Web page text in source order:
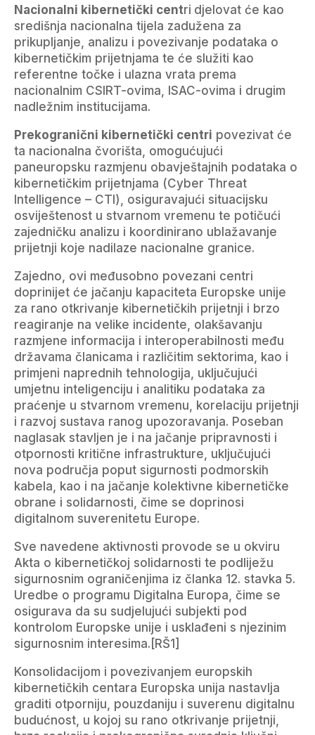
Nacionalni kibernetički centri djelovat će kao
središnja nacionalna tijela zadužena za
prikupljanje, analizu i povezivanje podataka o
kibernetičkim prijetnjama te će služiti kao
referentne točke i ulazna vrata prema
nacionalnim CSIRT-ovima, ISAC-ovima i drugim
nadležnim institucijama.
Prekogranični kibernetički centri povezivat će
ta nacionalna čvorišta, omogućujući
paneuropsku razmjenu obavještajnih podataka o
kibernetičkim prijetnjama (Cyber Threat
Intelligence – CTI), osiguravajući situacijsku
osviještenost u stvarnom vremenu te potičući
zajedničku analizu i koordinirano ublažavanje
prijetnji koje nadilaze nacionalne granice.
Zajedno, ovi međusobno povezani centri
doprinijet će jačanju kapaciteta Europske unije
za rano otkrivanje kibernetičkih prijetnji i brzo
reagiranje na velike incidente, olakšavanju
razmjene informacija i interoperabilnosti među
državama članicama i različitim sektorima, kao i
primjeni naprednih tehnologija, uključujući
umjetnu inteligenciju i analitiku podataka za
praćenje u stvarnom vremenu, korelaciju prijetnji
i razvoj sustava ranog upozoravanja. Poseban
naglasak stavljen je i na jačanje pripravnosti i
otpornosti kritične infrastrukture, uključujući
nova područja poput sigurnosti podmorskih
kabela, kao i na jačanje kolektivne kibernetičke
obrane i solidarnosti, čime se doprinosi
digitalnom suverenitetu Europe.
Sve navedene aktivnosti provode se u okviru
Akta o kibernetičkoj solidarnosti te podliježu
sigurnosnim ograničenjima iz članka 12. stavka 5.
Uredbe o programu Digitalna Europa, čime se
osigurava da su sudjelujući subjekti pod
kontrolom Europske unije i usklađeni s njezinim
sigurnosnim interesima.[RŠ1]
Konsolidacijom i povezivanjem europskih
kibernetičkih centara Europska unija nastavlja
graditi otporniju, pouzdaniju i suverenu digitalnu
budućnost, u kojoj su rano otkrivanje prijetnji,